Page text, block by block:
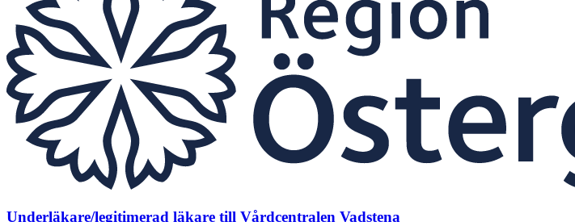
Underläkare/legitimerad läkare till Vårdcentralen Vadstena